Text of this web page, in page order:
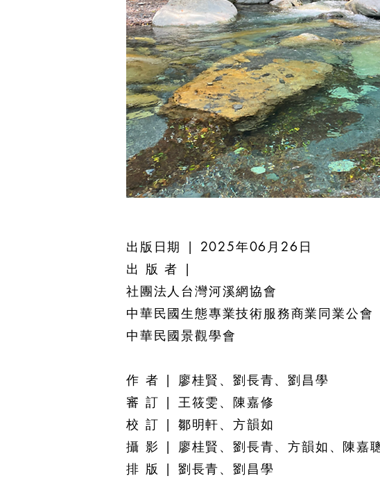
出版日期 | 2025年06月26日
出 版 者 |
社團法人台灣河溪網協會
中華民國生態專業技術服務商業同業公會
中華民國景觀學會
作 者 | 廖桂賢、劉長青、劉昌學
審 訂 | 王筱雯、陳嘉修
校 訂 | 鄒明軒、方韻如
攝 影 | 廖桂賢、劉長青、方韻如、陳嘉
排 版 | 劉長青、劉昌學